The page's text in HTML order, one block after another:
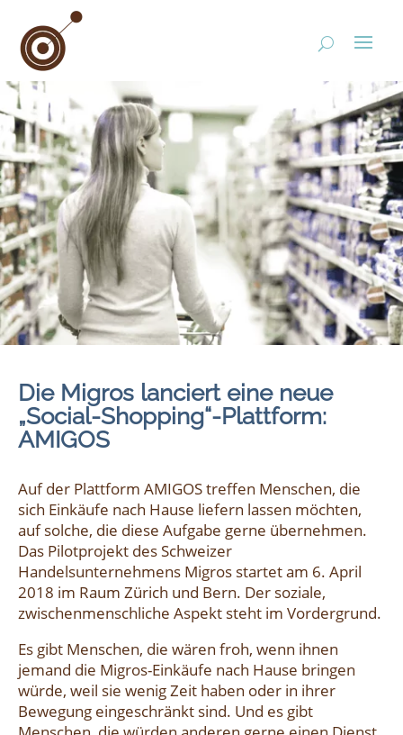
Die Migros lanciert eine neue
„Social-Shopping“-Plattform:
AMIGOS
Auf der Plattform AMIGOS treffen Menschen, die
sich Einkäufe nach Hause liefern lassen möchten,
auf solche, die diese Aufgabe gerne übernehmen.
Das Pilotprojekt des Schweizer
Handelsunternehmens Migros startet am 6. April
2018 im Raum Zürich und Bern. Der soziale,
zwischenmenschliche Aspekt steht im Vordergrund.
Es gibt Menschen, die wären froh, wenn ihnen
jemand die Migros-Einkäufe nach Hause bringen
würde, weil sie wenig Zeit haben oder in ihrer
Bewegung eingeschränkt sind. Und es gibt